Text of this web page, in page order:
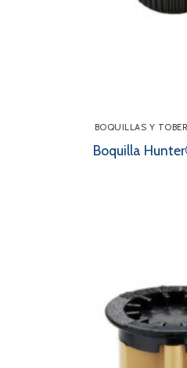
BOQUILLAS Y
Boquilla